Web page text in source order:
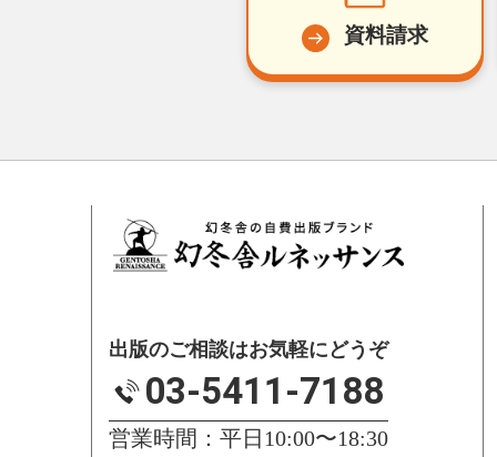
資料請求
出版のご相談はお気軽にどうぞ
03-5411-7188
営業時間：平日10:00〜18:30